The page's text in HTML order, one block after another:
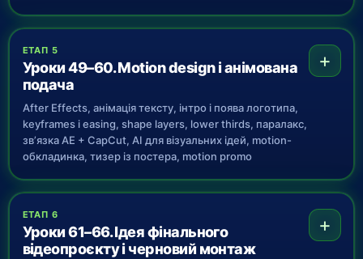
ЕТАП 5
Уроки 49–60. Motion design і анімована
подача
After Effects, анімація тексту, інтро і поява логотипа,
keyframes і easing, shape layers, lower thirds, паралакс,
зв’язка AE + CapCut, AI для візуальних ідей, motion-
обкладинка, тизер із постера, motion promo
+
ЕТАП 6
Уроки 61–66. Ідея фінального
відеопроєкту і черновий монтаж
+